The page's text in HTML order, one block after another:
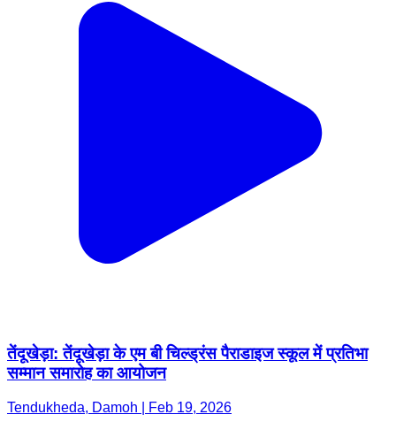
तेंदूखेड़ा: तेंदूखेड़ा के एम बी चिल्ड्रंस पैराडाइज स्कूल में प्रतिभा
सम्मान समारोह का आयोजन
Tendukheda, Damoh | Feb 19, 2026